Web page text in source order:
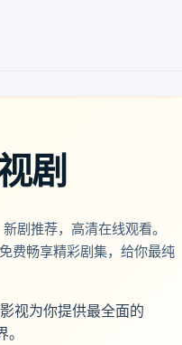
剧
剧推荐，高清在线观看。
费畅享精彩剧集，给你最纯
视为你提供最全面的